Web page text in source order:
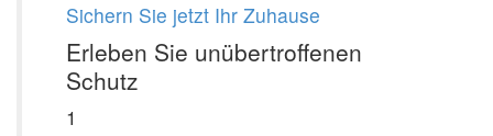
Sichern Sie jetzt Ihr Zuhause
Erleben Sie unübertroffenen
Schutz
1